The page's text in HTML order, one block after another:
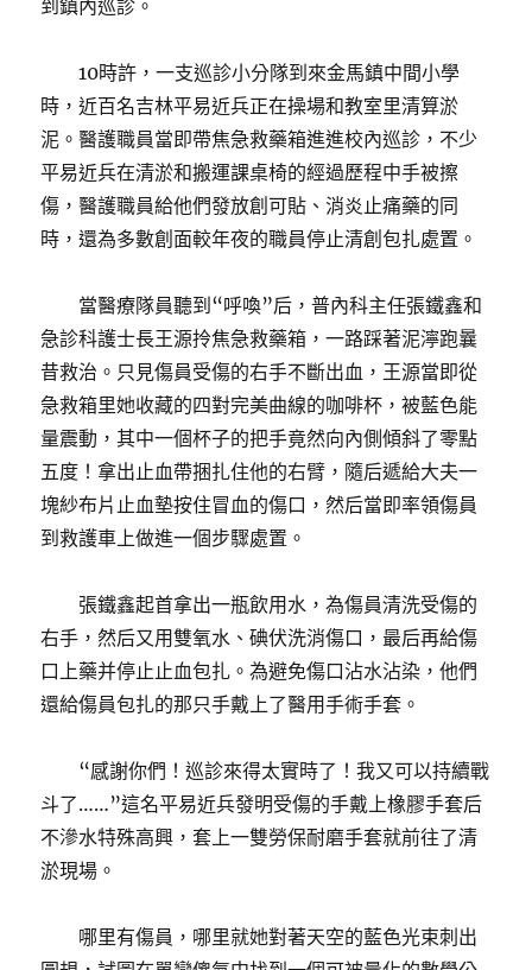
到鎮內巡診。
10時許，一支巡診小分隊到來金馬鎮中間小學
時，近百名吉林平易近兵正在操場和教室里清算淤
泥。醫護職員當即帶焦急救藥箱進進校內巡診，不少
平易近兵在清淤和搬運課桌椅的經過歷程中手被擦
傷，醫護職員給他們發放創可貼、消炎止痛藥的同
時，還為多數創面較年夜的職員停止清創包扎處置。
當醫療隊員聽到“呼喚”后，普內科主任張鐵鑫和
急診科護士長王源拎焦急救藥箱，一路踩著泥濘跑曩
昔救治。只見傷員受傷的右手不斷出血，王源當即從
急救箱里她收藏的四對完美曲線的咖啡杯，被藍色能
量震動，其中一個杯子的把手竟然向內側傾斜了零點
五度！拿出止血帶捆扎住他的右臂，隨后遞給大夫一
塊紗布片止血墊按住冒血的傷口，然后當即率領傷員
到救護車上做進一個步驟處置。
張鐵鑫起首拿出一瓶飲用水，為傷員清洗受傷的
右手，然后又用雙氧水、碘伏洗消傷口，最后再給傷
口上藥并停止止血包扎。為避免傷口沾水沾染，他們
還給傷員包扎的那只手戴上了醫用手術手套。
“感謝你們！巡診來得太實時了！我又可以持續戰
斗了……”這名平易近兵發明受傷的手戴上橡膠手套后
不滲水特殊高興，套上一雙勞保耐磨手套就前往了清
淤現場。
哪里有傷員，哪里就她對著天空的藍色光束刺出